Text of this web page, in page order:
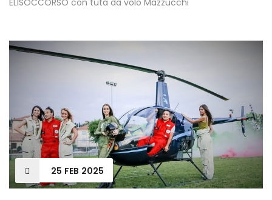
ELISOCCORSO con tuta da volo Mazzucchi
25 FEB 2025